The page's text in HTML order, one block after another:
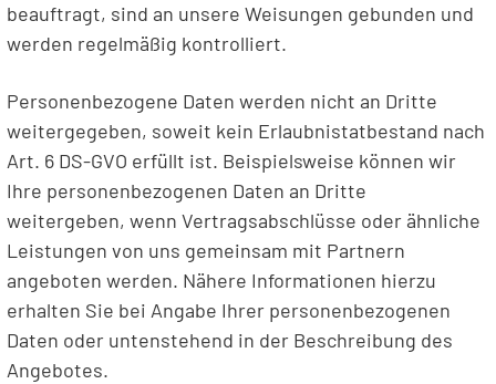
beauftragt, sind an unsere Weisungen gebunden und
werden regelmäßig kontrolliert.
Personenbezogene Daten werden nicht an Dritte
weitergegeben, soweit kein Erlaubnistatbestand nach
Art. 6 DS-GVO erfüllt ist. Beispielsweise können wir
Ihre personenbezogenen Daten an Dritte
weitergeben, wenn Vertragsabschlüsse oder ähnliche
Leistungen von uns gemeinsam mit Partnern
angeboten werden. Nähere Informationen hierzu
erhalten Sie bei Angabe Ihrer personenbezogenen
Daten oder untenstehend in der Beschreibung des
Angebotes.